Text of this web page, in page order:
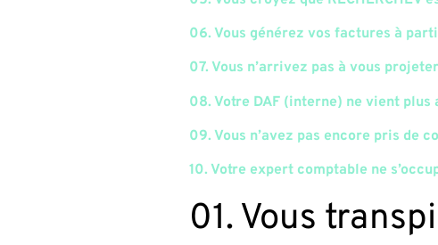
06. Vous générez vos factures à
07. Vous n’arrivez pas à vous
08. Votre DAF (interne) ne vient plus
09. Vous n’avez pas encore pris de
10. Votre expert comptable ne
01. Vous